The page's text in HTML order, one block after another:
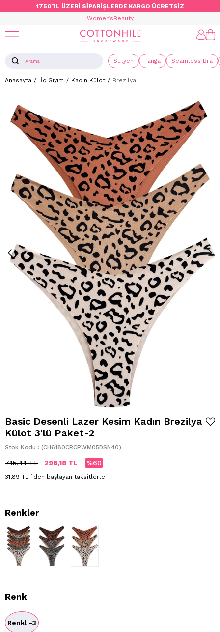
1750TL ÜZERİ SİPARİŞLERDE KARGO ÜCRETSİZ
Women’sBeauty
Sütyen Tanga Seamless Bra
Anasayfa İç Giyim Kadın Külot Brezilya
Basic Desenli Lazer Kesim Kadın Brezilya
Külot 3'lü Paket-2
Stok Kodu (CH6180CRCPWM05DSN40)
745,44 TL 298,18 TL 60
31,89 TL `den başlayan taksitlerle
Renk
Renkli-3